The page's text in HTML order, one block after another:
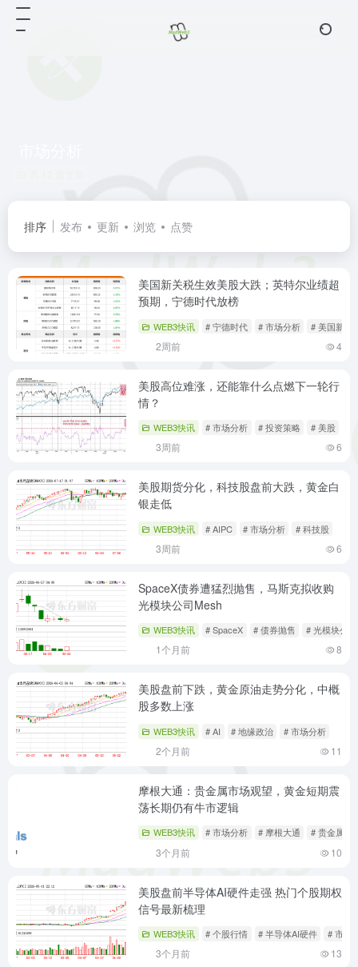
排序 发布 更新 浏览 点赞
美国新关税生效美股大跌；英特尔业绩超
预期，宁德时代放榜
WEB3快讯 # 宁德时代 # 市场分析 # 美国新关
2周前 4
美股高位难涨，还能靠什么点燃下一轮行
情？
WEB3快讯 # 市场分析 # 投资策略 # 美股
3周前 6
美股期货分化，科技股盘前大跌，黄金白
银走低
WEB3快讯 # AIPC # 市场分析 # 科技股
3周前 6
SpaceX债券遭猛烈抛售，马斯克拟收购
光模块公司Mesh
WEB3快讯 # SpaceX # 债券抛售 # 光模块公
1个月前 8
美股盘前下跌，黄金原油走势分化，中概
股多数上涨
WEB3快讯 # AI # 地缘政治 # 市场分析
2个月前 11
摩根大通：贵金属市场观望，黄金短期震
荡长期仍有牛市逻辑
WEB3快讯 # 市场分析 # 摩根大通 # 贵金属
3个月前 10
美股盘前半导体AI硬件走强 热门个股期权
信号最新梳理
WEB3快讯 # 个股行情 # 半导体AI硬件 # 市场
3个月前 13